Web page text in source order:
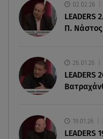
08.08.26 , 14:25
Καιρός: Σε
φωτιές τα επόμενα
08.08.26 , 14:00
Summer fling: Γιατί
καλοκαιρινό έρωτα
02.02.26
LEADERS
Π. Νάστος
26.01.26
LEADERS
19.01.26
LEADERS